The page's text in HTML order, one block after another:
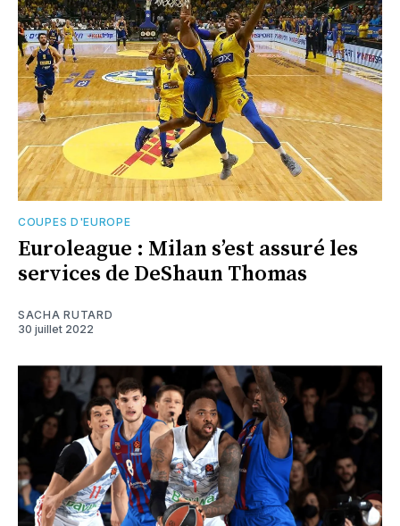
COUPES D'EUROPE
Euroleague : Milan s’est assuré les
services de DeShaun Thomas
SACHA RUTARD
30 juillet 2022